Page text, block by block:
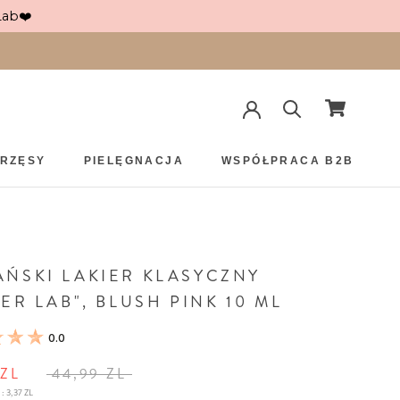
PIELĘGNACJA WSPÓŁPRACA B2B
LAKIER KLASYCZNY
LAB", BLUSH PINK 10 ML
0.0
44,99 ZL
3,37 ZL